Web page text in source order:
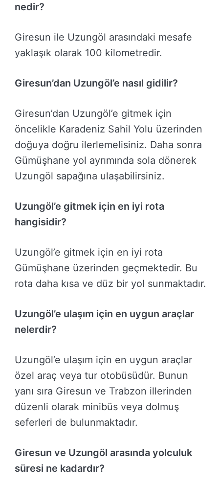
nedir?
Giresun ile Uzungöl arasındaki mesafe
yaklaşık olarak 100 kilometredir.
Giresun’dan Uzungöl’e nasıl gidilir?
Giresun’dan Uzungöl’e gitmek için
öncelikle Karadeniz Sahil Yolu üzerinden
doğuya doğru ilerlemelisiniz. Daha sonra
Gümüşhane yol ayrımında sola dönerek
Uzungöl sapağına ulaşabilirsiniz.
Uzungöl’e gitmek için en iyi rota
hangisidir?
Uzungöl’e gitmek için en iyi rota
Gümüşhane üzerinden geçmektedir. Bu
rota daha kısa ve düz bir yol sunmaktadır.
Uzungöl’e ulaşım için en uygun araçlar
nelerdir?
Uzungöl’e ulaşım için en uygun araçlar
özel araç veya tur otobüsüdür. Bunun
yanı sıra Giresun ve Trabzon illerinden
düzenli olarak minibüs veya dolmuş
seferleri de bulunmaktadır.
Giresun ve Uzungöl arasında yolculuk
süresi ne kadardır?